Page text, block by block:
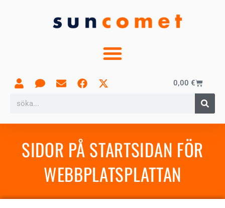
0,00 €
SIDOR PÅ STARTSIDAN FÖR
WEBBPLATSPLATTAN